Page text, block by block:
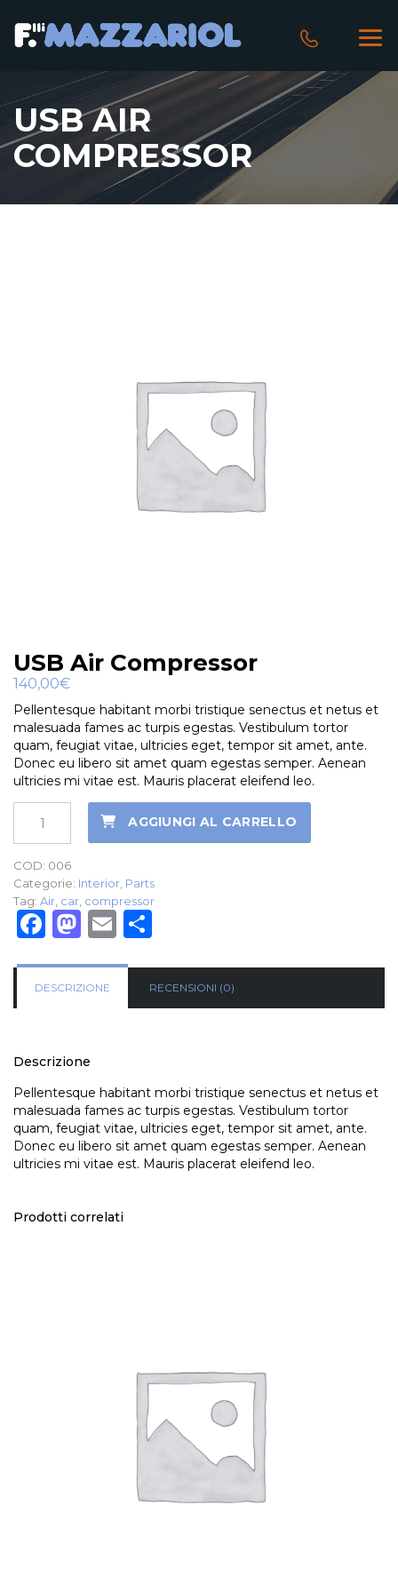
USB AIR
COMPRESSOR
USB Air Compressor
140,00€
Pellentesque habitant morbi tristique senectus et netus et
malesuada fames ac turpis egestas. Vestibulum tortor
quam, feugiat vitae, ultricies eget, tempor sit amet, ante.
Donec eu libero sit amet quam egestas semper. Aenean
ultricies mi vitae est. Mauris placerat eleifend leo.
Compressor
quantità
AGGIUNGI AL CARRELLO
COD: 006
Categorie: Interior Parts
Tag: Air car compressor
Facebook
Mastodon
Email
DESCRIZIONE RECENSIONI (0)
Descrizione
Pellentesque habitant morbi tristique senectus et netus et
malesuada fames ac turpis egestas. Vestibulum tortor
quam, feugiat vitae, ultricies eget, tempor sit amet, ante.
Donec eu libero sit amet quam egestas semper. Aenean
ultricies mi vitae est. Mauris placerat eleifend leo.
Prodotti correlati